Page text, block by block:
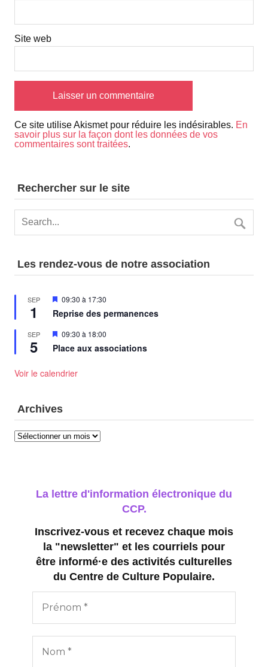
Site web
Ce site utilise Akismet pour réduire les indésirables. En
savoir plus sur la façon dont les données de vos
commentaires sont traitées.
Rechercher sur le site
Les rendez-vous de notre association
SEP
1
Mis
avant
09:30 à 17:30
Reprise des permanences
SEP
5
Mis
avant
09:30 à 18:00
Place aux associations
Voir le calendrier
Archives
Archives
La lettre d'information électronique du
CCP.
Inscrivez-vous et recevez chaque mois
la "newsletter" et les courriels pour
être informé·e des activités culturelles
du Centre de Culture Populaire.